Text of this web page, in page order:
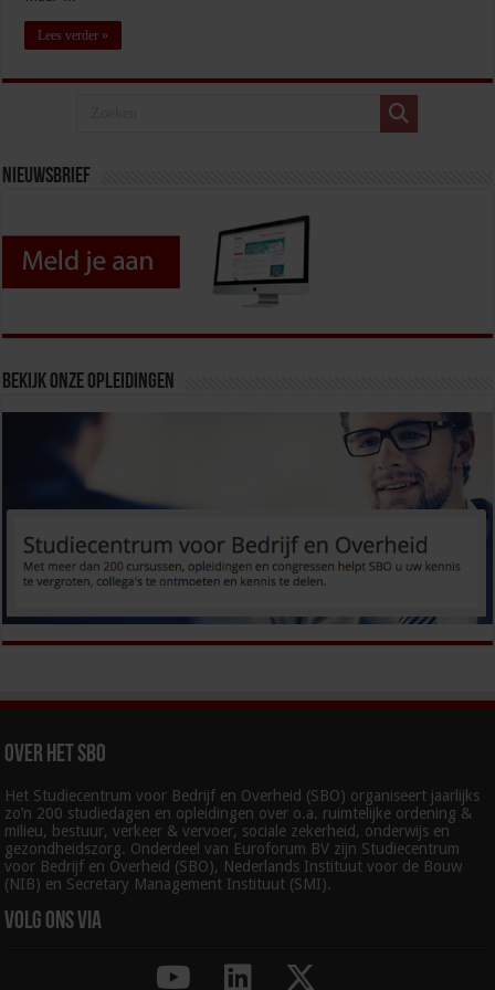
Lees verder »
Nieuwsbrief
Bekijk onze opleidingen
Over het SBO
Het Studiecentrum voor Bedrijf en Overheid (SBO) organiseert jaarlijks
zo’n 200 studiedagen en opleidingen over o.a. ruimtelijke ordening &
milieu, bestuur, verkeer & vervoer, sociale zekerheid, onderwijs en
gezondheidszorg. Onderdeel van Euroforum BV zijn Studiecentrum
voor Bedrijf en Overheid (SBO), Nederlands Instituut voor de Bouw
(NIB) en Secretary Management Instituut (SMI).
Volg ons via